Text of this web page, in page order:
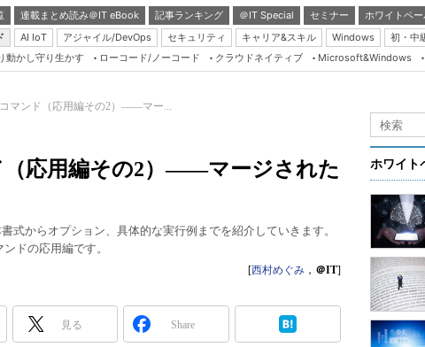
連載まとめ読み＠IT eBook 記事ランキング ＠IT Special セミナー
ホワイトペー
AI IoT アジャイル/DevOps セキュリティ キャリア&スキル Windows 初・中
Server & Storage
Java Agile
Database Expert
Linux ＆ OSS
Master of IP Network
Security & Trust
動かし守り生かす ローコード/ノーコード クラウドネイティブ Microsoft&Windows
コマンド（応用編その2）――マー...
（応用編その2）――マージされた
式からオプション、具体的な実行例までを紹介していきます。
ドの応用編です。
[西村めぐみ ， ＠IT]
見る Share
ホワイト